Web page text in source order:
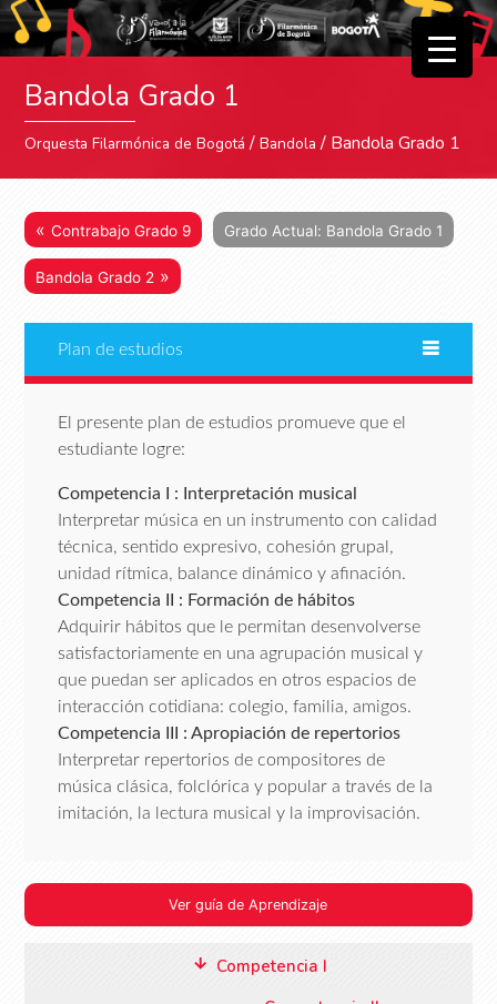
Bandola Grado 1
Orquesta Filarmónica de Bogotá /Bandola / Bandola Grado 1
«Contrabajo Grado 9 Grado Actual: Bandola Grado 1
Bandola Grado 2 »
Plan de estudios
El presente plan de estudios promueve que el
estudiante logre:
Competencia I : Interpretación musical
Interpretar música en un instrumento con calidad
técnica, sentido expresivo, cohesión grupal,
unidad rítmica, balance dinámico y afinación.
Competencia II : Formación de hábitos
Adquirir hábitos que le permitan desenvolverse
satisfactoriamente en una agrupación musical y
que puedan ser aplicados en otros espacios de
interacción cotidiana: colegio, familia, amigos.
Competencia III : Apropiación de repertorios
Interpretar repertorios de compositores de
música clásica, folclórica y popular a través de la
imitación, la lectura musical y la improvisación.
Ver guía de Aprendizaje
Competencia I